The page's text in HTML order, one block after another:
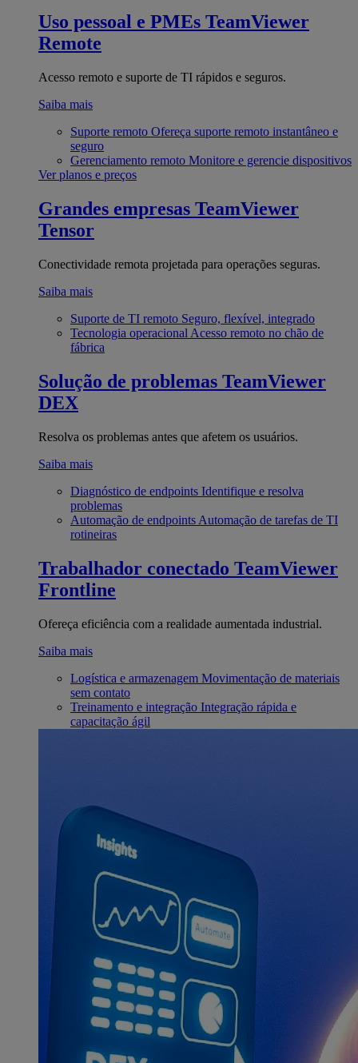
Uso pessoal e PMEs TeamViewer
Remote
Acesso remoto e suporte de TI rápidos e seguros.
Saiba mais
Suporte remoto Ofereça suporte remoto instantâneo e
seguro
Gerenciamento remoto Monitore e gerencie dispositivos
Ver planos e preços
Grandes empresas TeamViewer
Tensor
Conectividade remota projetada para operações seguras.
Saiba mais
Suporte de TI remoto Seguro, flexível, integrado
Tecnologia operacional Acesso remoto no chão de
fábrica
Solução de problemas TeamViewer
DEX
Resolva os problemas antes que afetem os usuários.
Saiba mais
Diagnóstico de endpoints Identifique e resolva
problemas
Automação de endpoints Automação de tarefas de TI
rotineiras
Trabalhador conectado TeamViewer
Frontline
Ofereça eficiência com a realidade aumentada industrial.
Saiba mais
Logística e armazenagem Movimentação de materiais
sem contato
Treinamento e integração Integração rápida e
capacitação ágil